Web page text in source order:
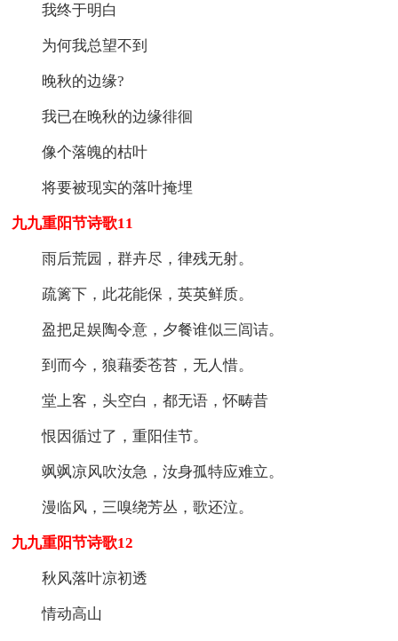
我终于明白
为何我总望不到
晚秋的边缘?
我已在晚秋的边缘徘徊
像个落魄的枯叶
将要被现实的落叶掩埋
九九重阳节诗歌11
雨后荒园，群卉尽，律残无射。
疏篱下，此花能保，英英鲜质。
盈把足娱陶令意，夕餐谁似三闾诘。
到而今，狼藉委苍苔，无人惜。
堂上客，头空白，都无语，怀畴昔
恨因循过了，重阳佳节。
飒飒凉风吹汝急，汝身孤特应难立。
漫临风，三嗅绕芳丛，歌还泣。
九九重阳节诗歌12
秋风落叶凉初透
情动高山